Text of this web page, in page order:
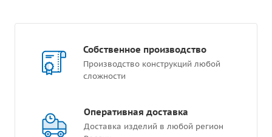
Собственное производство
Производство конструкций любой
сложности
Оперативная доставка
Доставка изделий в любой регион